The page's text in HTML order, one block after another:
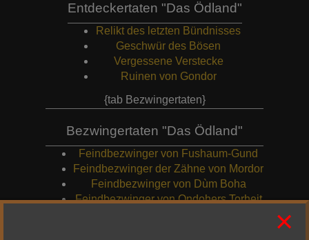
Entdeckertaten "Das Ödland"
Relikt des letzten Bündnisses
Geschwür des Bösen
Vergessene Verstecke
Ruinen von Gondor
{tab Bezwingertaten}
Bezwingertaten "Das Ödland"
Feindbezwinger von Fushaum-Gund
Feindbezwinger der Zähne von Mordor
Feindbezwinger von Dùm Boha
Feindbezwinger von Ondohers Torheit
×